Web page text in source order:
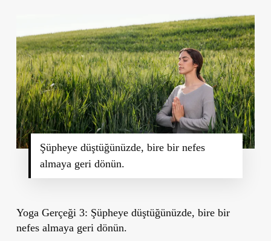
Şüpheye düştüğünüzde, bire bir nefes
almaya geri dönün.
Yoga Gerçeği 3: Şüpheye düştüğünüzde, bire bir
nefes almaya geri dönün.